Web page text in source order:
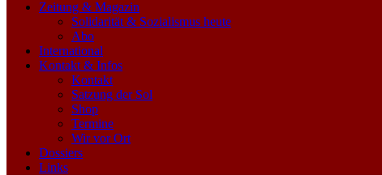
Zeitung & Magazin
Solidarität & Sozialismus heute
Abo
International
Kontakt & Infos
Kontakt
Satzung der Sol
Shop
Termine
Wir vor Ort
Dossiers
Links